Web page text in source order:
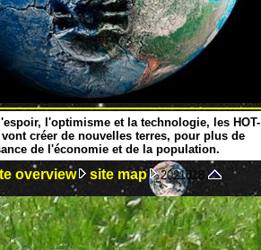
l'optimisme et la technologie, les HOT-
créer de nouvelles terres, pour plus de
de l'économie et de la population.
overview site map 2021d18